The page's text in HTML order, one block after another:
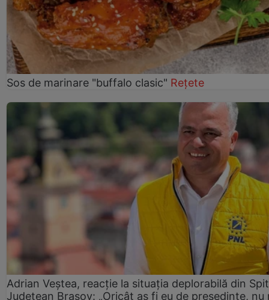
Sos de marinare "buffalo clasic" Rețete
Adrian Veștea, reacție la situația deplorabilă din
Județean Brașov: „Oricât aș fi eu de președinte, nu